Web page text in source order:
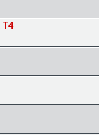
T4